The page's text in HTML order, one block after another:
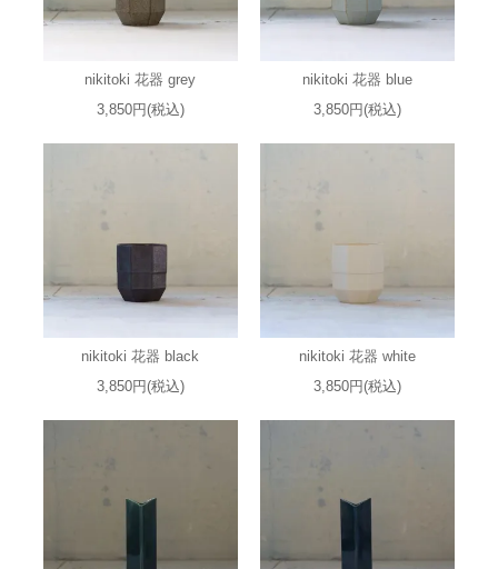
nikitoki 花器 grey
3,850円(税込)
nikitoki 花器 blue
3,850円(税込)
nikitoki 花器 black
3,850円(税込)
nikitoki 花器 white
3,850円(税込)